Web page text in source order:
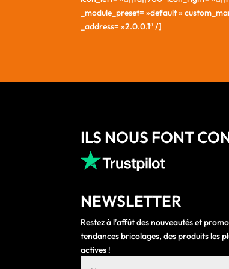
_module_preset= »default »
_address= »2.0.0.1″ /]
ILS NOUS FONT
NEWSLETTER
Restez à l’affût des nouveautés et
tendances bricolages, des produits les
actives !